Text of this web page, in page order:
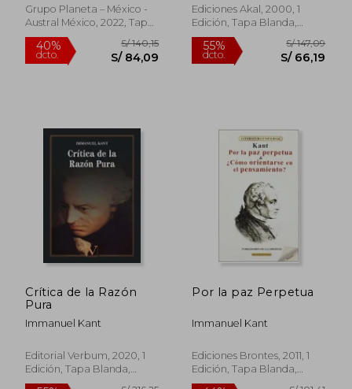
dcto. S/ 179,64 dcto.
Grupo Planeta – México -
Austral México, 2022, Tapa
Blanda, Nuevo
Ediciones Akal, 2000, 1
Edición, Tapa Blanda,
Nuevo
Crítica de la Razón
Pura
Immanuel Kant
Editorial Verbum, 2020, 1
Edición, Tapa Blanda,
Nuevo
Por la paz Perpetua
Immanuel Kant
Ediciones Brontes, 2011, 1
Edición, Tapa Blanda,
Nuevo